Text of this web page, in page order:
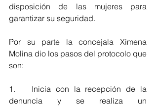
disposición de las mujeres para
garantizar su seguridad.
Por su parte la concejala Ximena
Molina dio los pasos del protocolo que
son:
1.	Inicia con la recepción de la
denuncia y se realiza un